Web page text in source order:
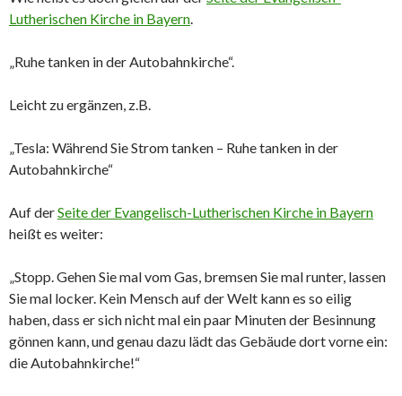
Lutherischen Kirche in Bayern.
„Ruhe tanken in der Autobahnkirche“.
Leicht zu ergänzen, z.B.
„Tesla: Während Sie Strom tanken – Ruhe tanken in der
Autobahnkirche“
Auf derSeite der Evangelisch-Lutherischen Kirche in Bayern
heißt es weiter:
„Stopp. Gehen Sie mal vom Gas, bremsen Sie mal runter, lassen
Sie mal locker. Kein Mensch auf der Welt kann es so eilig
haben, dass er sich nicht mal ein paar Minuten der Besinnung
gönnen kann, und genau dazu lädt das Gebäude dort vorne ein:
die Autobahnkirche!“